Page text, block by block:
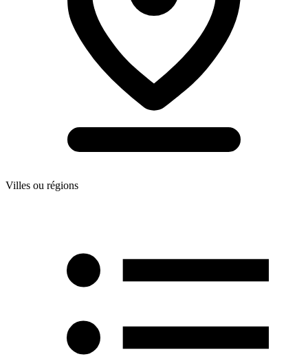
Villes ou régions